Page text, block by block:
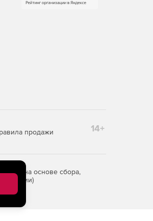
продажи 14+
на основе сбора,